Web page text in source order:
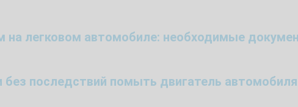
на легковом автомобиле: необходимые
без последствий помыть двигатель автомобиля